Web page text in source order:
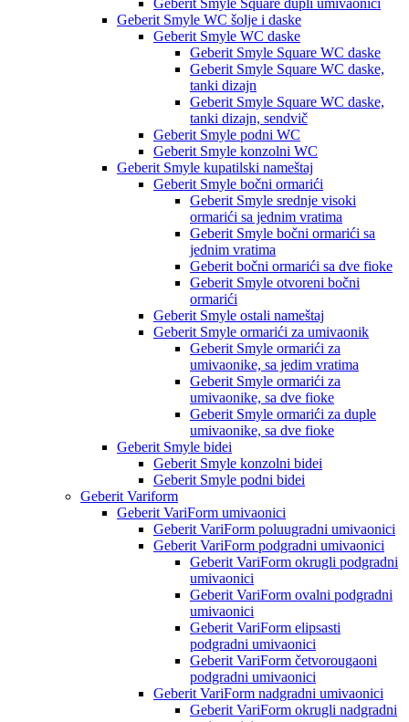
Geberit Smyle Square dupli umivaonici
Geberit Smyle WC šolje i daske
Geberit Smyle WC daske
Geberit Smyle Square WC daske
Geberit Smyle Square WC daske,
tanki dizajn
Geberit Smyle Square WC daske,
tanki dizajn, sendvič
Geberit Smyle podni WC
Geberit Smyle konzolni WC
Geberit Smyle kupatilski nameštaj
Geberit Smyle bočni ormarići
Geberit Smyle srednje visoki
ormarići sa jednim vratima
Geberit Smyle bočni ormarići sa
jednim vratima
Geberit bočni ormarići sa dve fioke
Geberit Smyle otvoreni bočni
ormarići
Geberit Smyle ostali nameštaj
Geberit Smyle ormarići za umivaonik
Geberit Smyle ormarići za
umivaonike, sa jedim vratima
Geberit Smyle ormarići za
umivaonike, sa dve fioke
Geberit Smyle ormarići za duple
umivaonike, sa dve fioke
Geberit Smyle bidei
Geberit Smyle konzolni bidei
Geberit Smyle podni bidei
Geberit Variform
Geberit VariForm umivaonici
Geberit VariForm poluugradni umivaonici
Geberit VariForm podgradni umivaonici
Geberit VariForm okrugli podgradni
umivaonici
Geberit VariForm ovalni podgradni
umivaonici
Geberit VariForm elipsasti
podgradni umivaonici
Geberit VariForm četvorougaoni
podgradni umivaonici
Geberit VariForm nadgradni umivaonici
Geberit VariForm okrugli nadgradni